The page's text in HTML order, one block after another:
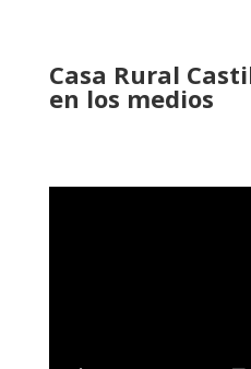
Casa Rural
en los medios